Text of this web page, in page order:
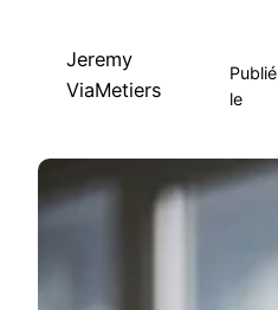
Jeremy
ViaMetiers
Publié
le